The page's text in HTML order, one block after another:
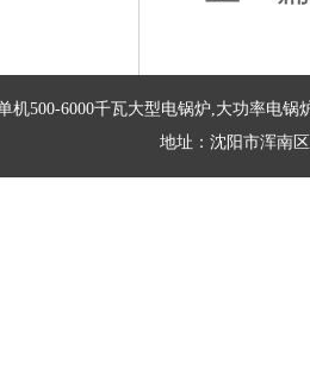
机500-6000千瓦大型电锅炉,大功率电
地址：沈阳市浑南